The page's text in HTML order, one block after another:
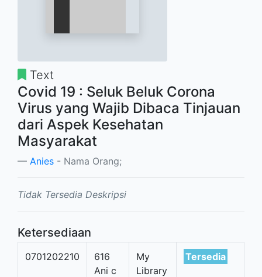
Text
Covid 19 : Seluk Beluk Corona
Virus yang Wajib Dibaca Tinjauan
dari Aspek Kesehatan
Masyarakat
Anies - Nama Orang;
Tidak Tersedia Deskripsi
Ketersediaan
0701202210
616
Ani c
My
Library
Tersedia